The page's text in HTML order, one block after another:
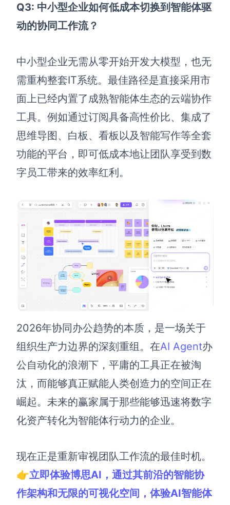
Q3: 中小型企业如何低成本切换到智能体驱
动的协同工作流？
中小型企业无需从零开始开发大模型，也无
需重构整套IT系统。最佳路径是直接采用市
面上已经内置了成熟智能体生态的云端协作
工具。例如通过订阅具备高性价比、集成了
思维导图、白板、看板以及智能写作等全套
功能的平台，即可低成本地让团队享受到数
字员工带来的效率红利。
2026年协同办公趋势的本质，是一场关于
组织生产力边界的深刻重组。在AI Agent办
公自动化的浪潮下，平庸的工具正在被淘
汰，而能够真正赋能人类创造力的空间正在
崛起。未来的赢家属于那些能够迅速将数字
化资产转化为智能体行动力的企业。
现在正是重新审视团队工作流的最佳时机。
👉立即体验博思AI，通过其前沿的智能协
作架构和无限的可视化空间，体验AI智能体